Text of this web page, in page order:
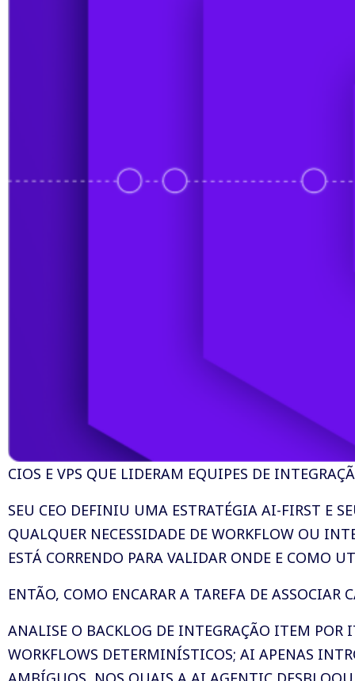
CIOS E VPS QUE LIDERAM EQUIPES DE
SEU CEO DEFINIU UMA ESTRATÉGIA AI-FIRST E
QUALQUER NECESSIDADE DE WORKFLOW OU
ESTÁ CORRENDO PARA VALIDAR ONDE E COMO
ENTÃO, COMO ENCARAR A TAREFA DE ASSOCIAR
ANALISE O BACKLOG DE INTEGRAÇÃO ITEM POR
WORKFLOWS DETERMINÍSTICOS; AI APENAS